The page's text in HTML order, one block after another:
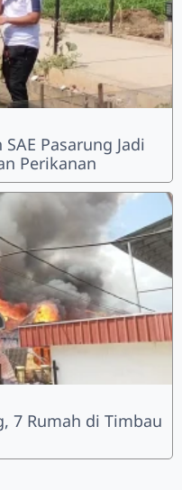
Pasarung Jadi
Perikanan
7 Rumah di Timbau